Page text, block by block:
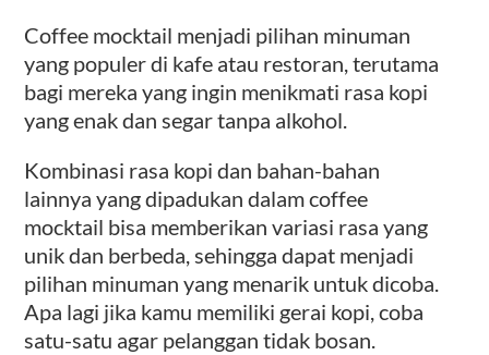
Coffee mocktail menjadi pilihan minuman
yang populer di kafe atau restoran, terutama
bagi mereka yang ingin menikmati rasa kopi
yang enak dan segar tanpa alkohol.
Kombinasi rasa kopi dan bahan-bahan
lainnya yang dipadukan dalam coffee
mocktail bisa memberikan variasi rasa yang
unik dan berbeda, sehingga dapat menjadi
pilihan minuman yang menarik untuk dicoba.
Apa lagi jika kamu memiliki gerai kopi, coba
satu-satu agar pelanggan tidak bosan.